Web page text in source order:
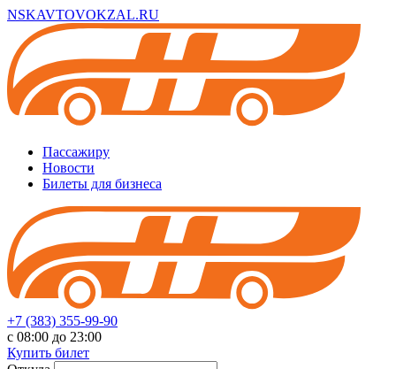
NSKAVTOVOKZAL.RU
Пассажиру
Новости
Билеты для бизнеса
+7 (383) 355-99-90
с 08:00 до 23:00
Купить билет